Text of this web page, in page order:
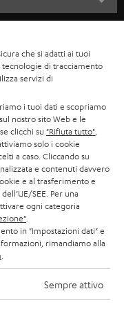
che si adatti ai tuoi
tecnologie di tracciamento
servizi di
i tuoi dati e scopriamo
nostro sito Web e le
clicchi su "Rifiuta tutto"
solo i cookie
a caso. Cliccando su
e contenuti davvero
e al trasferimento e
SEE. Per una
ogni categoria
in "Impostazioni dati" e
rimandiamo alla
Sempre attivo